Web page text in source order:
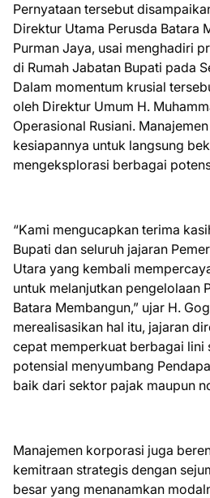
Pernyataan tersebut
Direktur Utama Perusda Batara
Purman Jaya, usai menghadiri
di Rumah Jabatan Bupati pada
Dalam momentum krusial
oleh Direktur Umum H.
Operasional Rusiani.
kesiapannya untuk langsung
mengeksplorasi berbagai
“Kami mengucapkan terima
Bupati dan seluruh jajaran
Utara yang kembali
untuk melanjutkan pengelolaan
Batara Membangun,” ujar H.
merealisasikan hal itu, jajaran
cepat memperkuat berbagai lini
potensial menyumbang
baik dari sektor pajak maupun
Manajemen korporasi juga
kemitraan strategis dengan
besar yang menanamkan